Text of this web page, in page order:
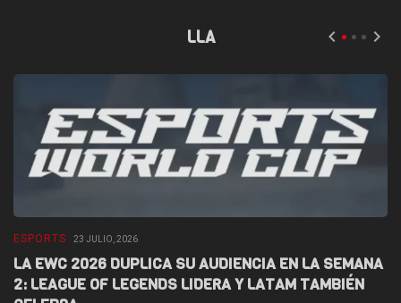
LLA
ESPORTS 23 JULIO, 2026
LA EWC 2026 DUPLICA SU AUDIENCIA EN LA SEMANA
2: LEAGUE OF LEGENDS LIDERA Y LATAM TAMBIÉN